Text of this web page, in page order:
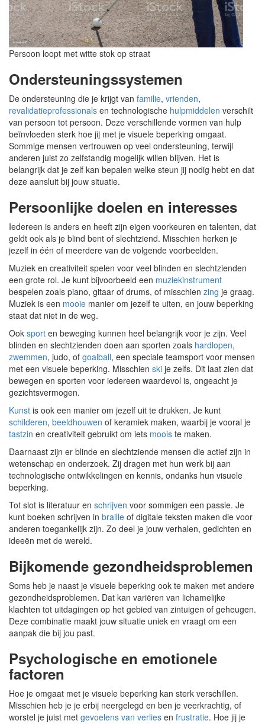
Persoon loopt met witte stok op straat
Ondersteuningssystemen
De ondersteuning die je krijgt van familie, vrienden,
revalidatieprofessionals en technologische hulpmiddelen verschilt
van persoon tot persoon. Deze verschillende vormen van hulp
beïnvloeden sterk hoe jij met je visuele beperking omgaat.
Sommige mensen vertrouwen op veel ondersteuning, terwijl
anderen juist zo zelfstandig mogelijk willen blijven. Het is
belangrijk dat je zelf kan bepalen welke steun jij nodig hebt en dat
deze aansluit bij jouw situatie.
Persoonlijke doelen en interesses
Iedereen is anders en heeft zijn eigen voorkeuren en talenten, dat
geldt ook als je blind bent of slechtziend. Misschien herken je
jezelf in één of meerdere van de volgende voorbeelden.
Muziek en creativiteit spelen voor veel blinden en slechtzienden
een grote rol. Je kunt bijvoorbeeld een muziekinstrument
bespelen zoals piano, gitaar of drums, of misschien zing je graag.
Muziek is een mooie manier om jezelf te uiten, en jouw beperking
staat dat niet in de weg.
Ook sport en beweging kunnen heel belangrijk voor je zijn. Veel
blinden en slechtzienden doen aan sporten zoals hardlopen,
zwemmen, judo, of goalball, een speciale teamsport voor mensen
met een visuele beperking. Misschien ski je zelfs. Dit laat zien dat
bewegen en sporten voor iedereen waardevol is, ongeacht je
gezichtsvermogen.
Kunst is ook een manier om jezelf uit te drukken. Je kunt
schilderen, beeldhouwen of keramiek maken, waarbij je vooral je
tastzin en creativiteit gebruikt om iets moois te maken.
Daarnaast zijn er blinde en slechtziende mensen die actief zijn in
wetenschap en onderzoek. Zij dragen met hun werk bij aan
technologische ontwikkelingen en kennis, ondanks hun visuele
beperking.
Tot slot is literatuur en schrijven voor sommigen een passie. Je
kunt boeken schrijven in braille of digitale teksten maken die voor
anderen toegankelijk zijn. Zo deel je jouw verhalen, gedichten en
ideeën met de wereld.
Bijkomende gezondheidsproblemen
Soms heb je naast je visuele beperking ook te maken met andere
gezondheidsproblemen. Dat kan variëren van lichamelijke
klachten tot uitdagingen op het gebied van zintuigen of geheugen.
Deze combinatie maakt jouw situatie uniek en vraagt om een
aanpak die bij jou past.
Psychologische en emotionele
factoren
Hoe je omgaat met je visuele beperking kan sterk verschillen.
Misschien heb je je erbij neergelegd en ben je veerkrachtig, of
worstel je juist met gevoelens van verlies en frustratie. Hoe jij je